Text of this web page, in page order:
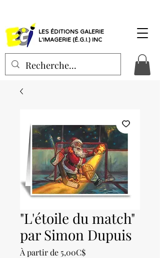
LES ÉDITIONS GALERIE
L'IMAGERIE (É.G.I.) INC
"L'étoile du match"
par Simon Dupuis
À partir de 5,00C$Prix